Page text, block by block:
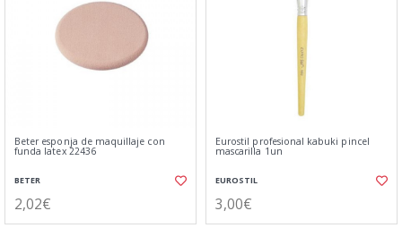
Beter esponja de maquillaje con
funda latex 22436
BETER
2,02€
Eurostil profesional kabuki pincel
mascarilla 1un
EUROSTIL
3,00€